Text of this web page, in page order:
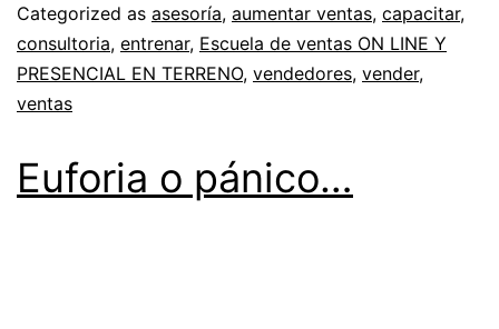
Categorized as asesoría, aumentar ventas, capacitar,
consultoria, entrenar, Escuela de ventas ON LINE Y
PRESENCIAL EN TERRENO, vendedores, vender,
ventas
Euforia o pánico…